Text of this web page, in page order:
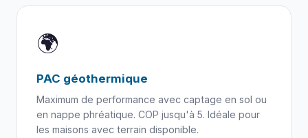
🌍
PAC géothermique
Maximum de performance avec captage en sol ou
en nappe phréatique. COP jusqu'à 5. Idéale pour
les maisons avec terrain disponible.